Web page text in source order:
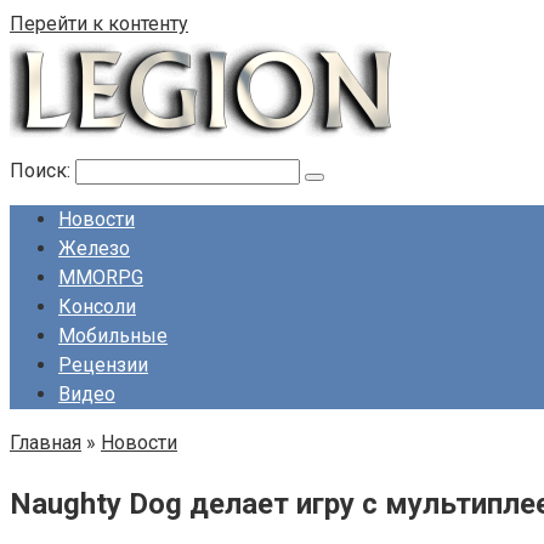
Перейти к контенту
Поиск:
Новости
Железо
MMORPG
Консоли
Мобильные
Рецензии
Видео
Главная » Новости
Naughty Dog делает игру с